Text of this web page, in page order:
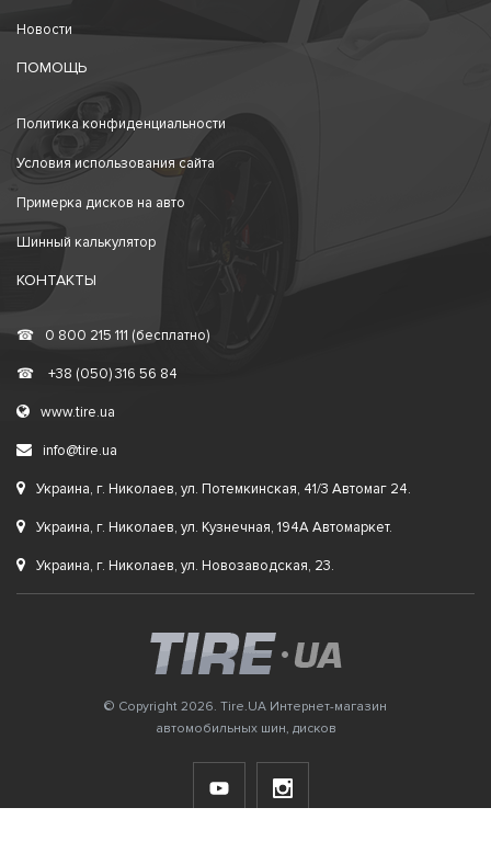
Новости
ПОМОЩЬ
Политика конфиденциальности
Условия использования сайта
Примерка дисков на авто
Шинный калькулятор
КОНТАКТЫ
☎ 0 800 215 111 (бесплатно)
☎ +38 (050) 316 56 84
www.tire.ua
info@tire.ua
Украина, г. Николаев, ул. Потемкинская, 41/3 Автомаг 24.
Украина, г. Николаев, ул. Кузнечная, 194А Автомаркет.
Украина, г. Николаев, ул. Новозаводская, 23.
© Copyright 2026. Tire.UA Интернет-магазин
автомобильных шин, дисков